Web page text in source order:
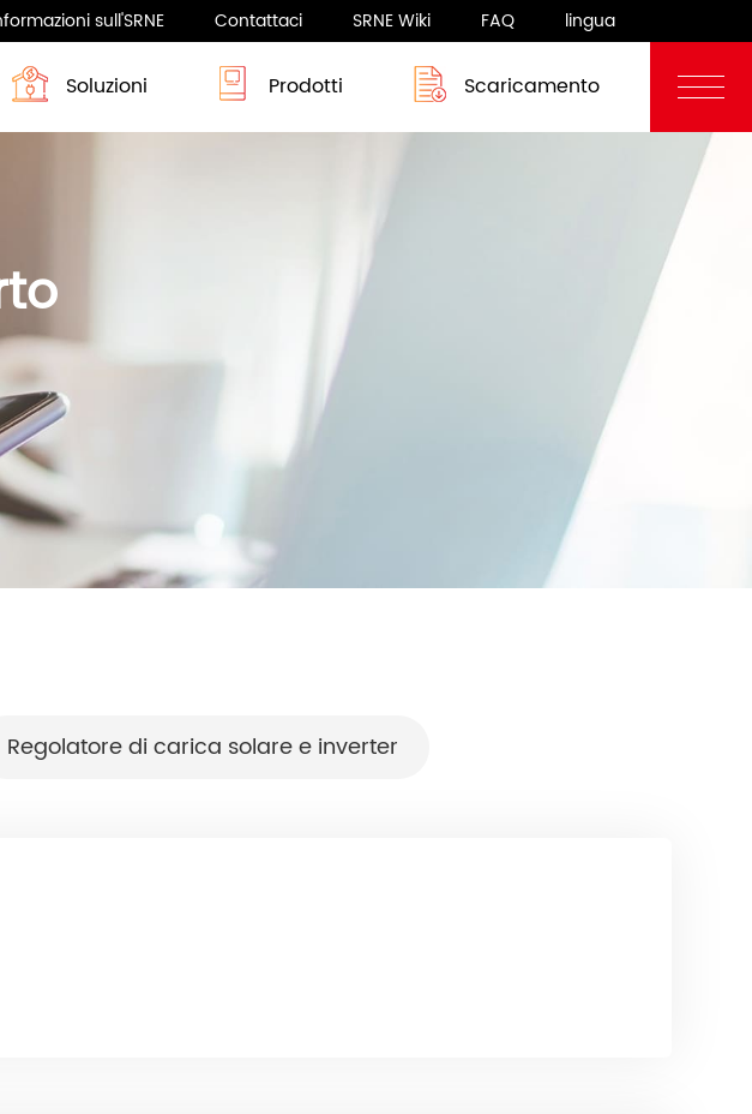
dell’energia Sistema camper
sull'SRNE
Blog
Contattaci SRNE Wiki FAQ lingua
Soluzioni Prodotti
ASF H3 Series 8-12KW ASF/ASP Series 8-10KW
Scaricamento
Regolatore di carica solare e inverter